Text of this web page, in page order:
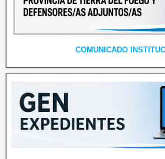
COMUNICADO